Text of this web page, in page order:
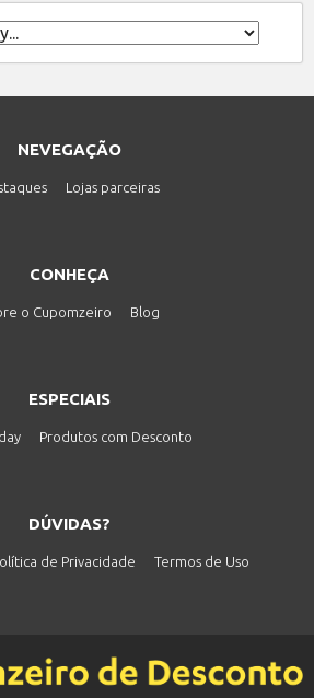
NEVEGAÇÃO
Lojas parceiras
CONHEÇA
o Cupomzeiro Blog
ESPECIAIS
Produtos com Desconto
DÚVIDAS?
de Privacidade Termos de Uso